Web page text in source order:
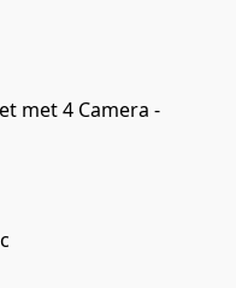
met 4 Camera -